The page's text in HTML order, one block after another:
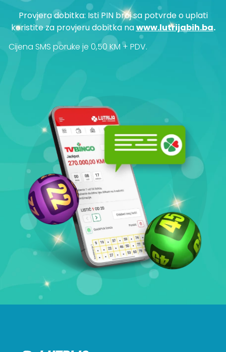
Provjera dobitka: Isti PIN broj sa potvrde o uplati
koristite za provjeru dobitka nawww.lutrijabih.ba.
Cijena SMS poruke je 0,50 KM + PDV.